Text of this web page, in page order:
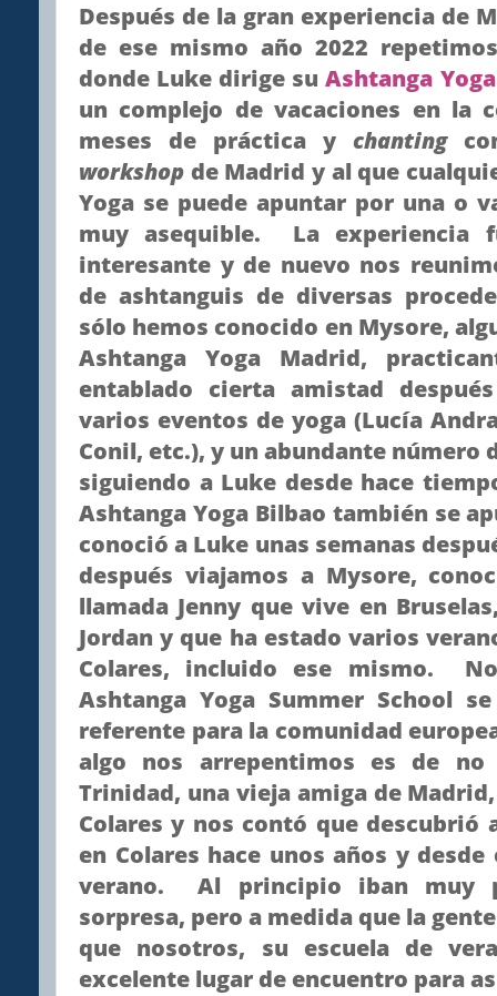
Después de la gran experiencia de
de ese mismo año 2022
donde Luke dirige suAshtanga
un complejo de vacaciones en la
meses de práctica y chanting
workshop de Madrid y al que
Yoga se puede apuntar por una o
muy asequible. La experiencia
interesante y de nuevo nos
de ashtanguis de diversas
sólo hemos conocido en Mysore,
Ashtanga Yoga Madrid,
entablado cierta amistad
varios eventos de yoga (Lucía
Conil, etc.), y un abundante número
siguiendo a Luke desde hace
Ashtanga Yoga Bilbao también se
conoció a Luke unas semanas
después viajamos a Mysore,
llamada Jenny que vive en
Jordan y que ha estado varios
Colares, incluido ese mismo.
Ashtanga Yoga Summer School
referente para la comunidad
algo nos arrepentimos es de no
Trinidad, una vieja amiga de
Colares y nos contó que descubrió
en Colares hace unos años y
verano. Al principio iban muy
sorpresa, pero a medida que la
que nosotros, su escuela de
excelente lugar de encuentro para